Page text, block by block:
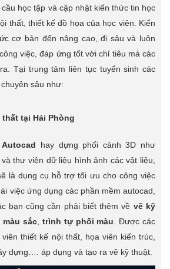
học tập và cập nhật kiến thức tin học
thất, thiết kế đồ họa của học viên. Kiến
cơ bản đến nâng cao, đi sâu và luôn
việc, đáp ứng tốt với chỉ tiêu mà các
Tại trung tâm liên tục tuyển sinh các
sâu như:
tại Hải Phòng
Autocad hay dựng phối cảnh 3D như
và thư viện dữ liệu hình ảnh các vật liệu,
là dụng cụ hỗ trợ tối ưu cho công việc
việc ứng dụng các phần mềm autocad,
bạn cũng cần phải biết thêm về vẽ kỹ
màu sắc trình tự phối màu . Được các
thiết kế nội thất, họa viên kiến trúc,
dựng…. áp dụng và tạo ra vẽ kỹ thuật.